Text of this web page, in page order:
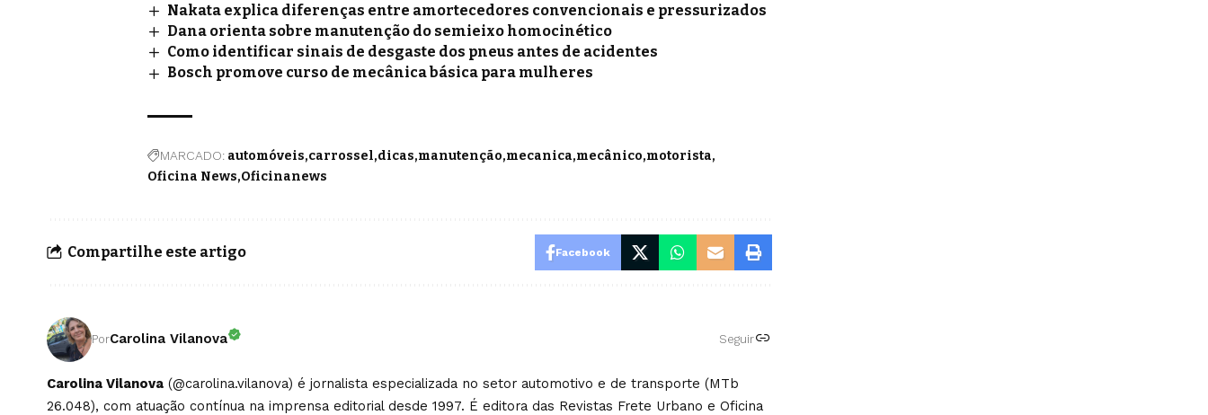
Nakata explica diferenças entre amortecedores convencionais e pressurizados
Dana orienta sobre manutenção do semieixo homocinético
Como identificar sinais de desgaste dos pneus antes de acidentes
Bosch promove curso de mecânica básica para mulheres
MARCADO: automóveis carrossel dicas manutenção mecanica mecânico motorista
Oficina News Oficinanews
Compartilhe este artigo Facebook
PorCarolina Vilanova Seguir
Carolina Vilanova (@carolina.vilanova) é jornalista especializada no setor automotivo e de transporte (MTb
26.048), com atuação contínua na imprensa editorial desde 1997. É editora das Revistas Frete Urbano e Oficina